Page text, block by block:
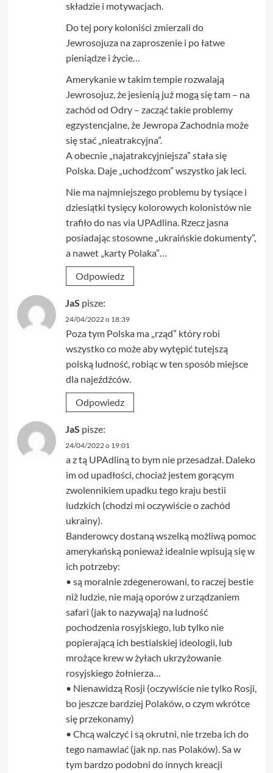
składzie i motywacjach.
Do tej pory koloniści zmierzali do
Jewrosojuza na zaproszenie i po łatwe
pieniądze i życie…
Amerykanie w takim tempie rozwalają
Jewrosojuz, że jesienią już mogą się tam – na
zachód od Odry – zacząć takie problemy
egzystencjalne, że Jewropa Zachodnia może
się stać „nieatrakcyjna”.
A obecnie „najatrakcyjniejsza” stała się
Polska. Daje „uchodźcom” wszystko jak leci.
Nie ma najmniejszego problemu by tysiące i
dziesiątki tysięcy kolorowych kolonistów nie
trafiło do nas via UPAdlina. Rzecz jasna
posiadając stosowne „ukraińskie dokumenty”,
a nawet „karty Polaka”…
Odpowiedz
JaS pisze:
24/04/2022 o 18:39
Poza tym Polska ma „rząd” który robi
wszystko co może aby wytępić tutejszą
polską ludność, robiąc w ten sposób miejsce
dla najeźdźców.
Odpowiedz
JaS pisze:
24/04/2022 o 19:01
a z tą UPAdliną to bym nie przesadzał. Daleko
im od upadłości, chociaż jestem gorącym
zwolennikiem upadku tego kraju bestii
ludzkich (chodzi mi oczywiście o zachód
ukrainy).
Banderowcy dostaną wszelką możliwą pomoc
amerykańską ponieważ idealnie wpisują się w
ich potrzeby:
• są moralnie zdegenerowani, to raczej bestie
niż ludzie, nie mają oporów z urządzaniem
safari (jak to nazywają) na ludność
pochodzenia rosyjskiego, lub tylko nie
popierającą ich bestialskiej ideologii, lub
mrożące krew w żyłach ukrzyżowanie
rosyjskiego żołnierza…
• Nienawidzą Rosji (oczywiście nie tylko Rosji,
bo jeszcze bardziej Polaków, o czym wkrótce
się przekonamy)
• Chcą walczyć i są okrutni, nie trzeba ich do
tego namawiać (jak np. nas Polaków). Sa w
tym bardzo podobni do innych kreacji